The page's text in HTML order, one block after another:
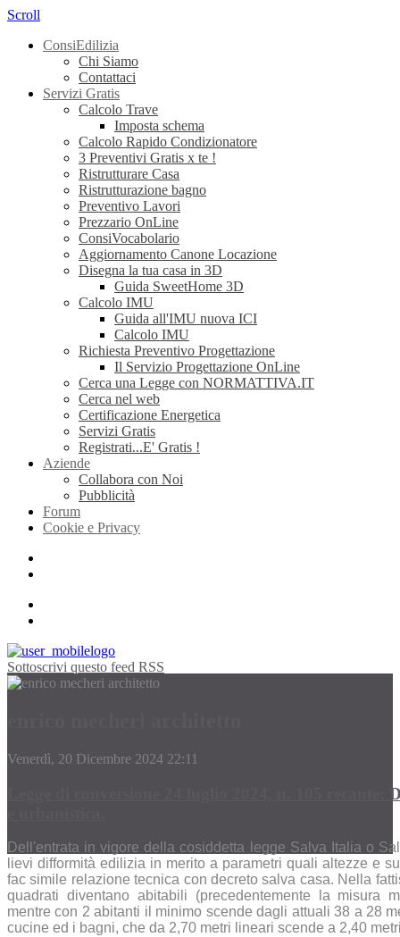
Scroll
ConsiEdilizia
Chi Siamo
Contattaci
Servizi Gratis
Calcolo Trave
Imposta schema
Calcolo Rapido Condizionatore
3 Preventivi Gratis x te !
Ristrutturare Casa
Ristrutturazione bagno
Preventivo Lavori
Prezzario OnLine
ConsiVocabolario
Aggiornamento Canone Locazione
Disegna la tua casa in 3D
Guida SweetHome 3D
Calcolo IMU
Guida all'IMU nuova ICI
Calcolo IMU
Richiesta Preventivo Progettazione
Il Servizio Progettazione OnLine
Cerca una Legge con NORMATTIVA.IT
Cerca nel web
Certificazione Energetica
Servizi Gratis
Registrati...E' Gratis !
Aziende
Collabora con Noi
Pubblicità
Forum
Cookie e Privacy
Sottoscrivi questo feed RSS
Venerdì, 20 Dicembre 2024 22:11
Legge di conversione 24 luglio 2024, n. 105
Dell'entrata in vigore della cosiddetta legge Salva Italia o
lievi difformità edilizia in merito a parametri quali altezze e
fac simile relazione tecnica con decreto salva casa. Nella
quadrati diventano abitabili (precedentemente la
mentre con 2 abitanti il minimo scende dagli attuali 38 a 28
cucine ed i bagni, che da 2,70 metri lineari scende a 2,40